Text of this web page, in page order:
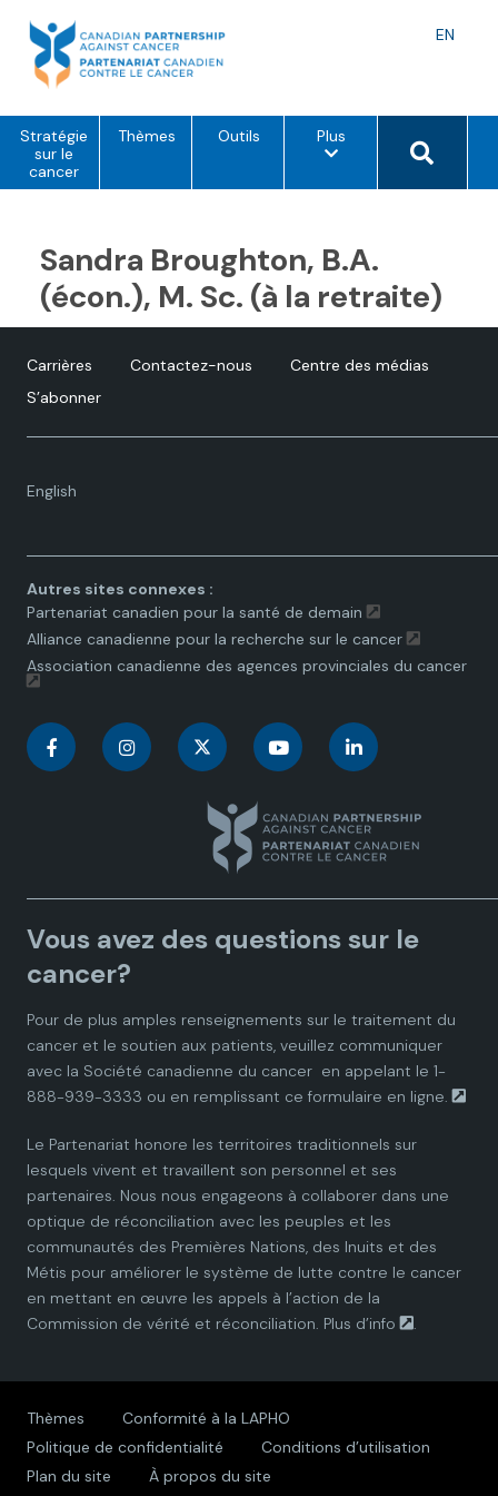
content
EN
Stratégie
sur le
cancer
Thèmes Outils Pluso
i
d
e
m
e
n
Search
Sandra Broughton, B.A.
(écon.), M. Sc. (à la retraite)
Carrières Contactez-nous
Centre des médias
S’abonner
English
Language
Autres sites connexes :
Partenariat canadien pour la santé de demain
Alliance canadienne pour la recherche sur le cancer
Association canadienne des agences provinciales du cancer
C
a
d
a
n
P
a
r
t
e
C
a
d
a
n
P
a
r
t
e
n
a
d
a
n
P
a
r
t
e
C
n
a
d
a
n
P
a
r
t
e
C
n
a
d
a
n
P
a
r
t
Vous avez des questions sur le
cancer?
Pour de plus amples renseignements sur le traitement du
cancer et le soutien aux patients, veuillez communiquer
avec la Société canadienne du cancer en appelant le 1-
888-939-3333 ou en remplissant ce formulaire en ligne.
Le Partenariat honore les territoires traditionnels sur
lesquels vivent et travaillent son personnel et ses
partenaires. Nous nous engageons à collaborer dans une
optique de réconciliation avec les peuples et les
communautés des Premières Nations, des Inuits et des
Métis pour améliorer le système de lutte contre le cancer
en mettant en œuvre les appels à l’action de la
Commission de vérité et réconciliation. Plus d’info .
Thèmes
Conformité à la LAPHO
Politique de confidentialité
Conditions d’utilisation
Plan du site
À propos du site